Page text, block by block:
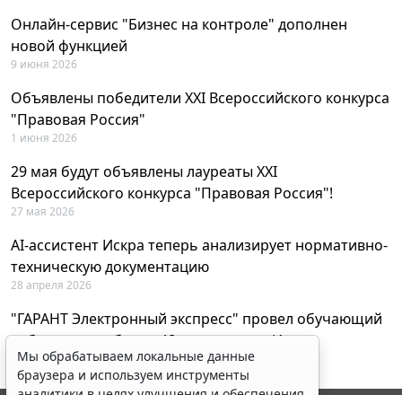
Онлайн-сервис "Бизнес на контроле" дополнен
новой функцией
9 июня 2026
Объявлены победители XXI Всероссийского конкурса
"Правовая Россия"
1 июня 2026
29 мая будут объявлены лауреаты XXI
Всероссийского конкурса "Правовая Россия"!
27 мая 2026
AI-ассистент Искра теперь анализирует нормативно-
техническую документацию
28 апреля 2026
"ГАРАНТ Электронный экспресс" провел обучающий
вебинар по работе с AI-ассистентом Искра
23 апреля 2026
Мы обрабатываем локальные данные
браузера и используем инструменты